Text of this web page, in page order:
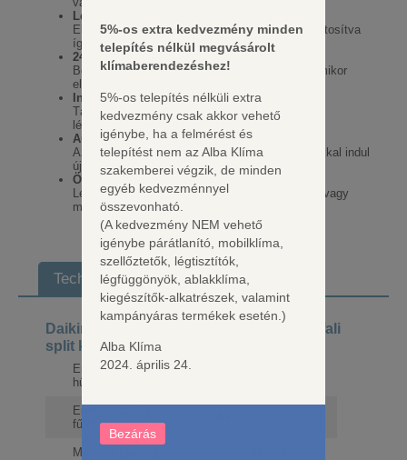
Légszűrő
Eltávolítja a levegőben szálló részecskéket, biztosítva
így a tiszta levegő állandó ellátását.
24 órás időkapcsoló
Beállítható, hogy egy 24 órás időszak alatt bármikor
elindítsa a hűtést vagy a fűtést
Infravörös távirányító
Távolról elindítja, leállítja és szabályozza a
légkondicionálót.
Automatikus újraindítás
Az egység automatikusan az eredeti beállításokkal indul
újra tápellátási hiba esetén.
Öndiagnózis
Leegyszerűsíti a karbantartást a rendszerhibák vagy
működési rendellenességek kijelzésével.
Technikai jellemzők
Daikin Sensira F FTXF20F/RXF20F oldalfali
split klíma szett 2,0 kW
Energiaosztály
hűtés
Energiaosztály
fűtés
Méretek (beltéri)
5%-os extra kedvezmény minden
telepítés nélkül megvásárolt
klímaberendezéshez!
5%-os telepítés nélküli extra
kedvezmény csak akkor vehető
igénybe, ha a felmérést és
telepítést nem az Alba Klíma
szakemberei végzik, de minden
egyéb kedvezménnyel
összevonható.
(A kedvezmény NEM vehető
igénybe párátlanító, mobilklíma,
szellőztetők, légtisztítók,
légfüggönyök, ablakklíma,
kiegészítők-alkatrészek, valamint
kampányáras termékek esetén.)
Alba Klíma
2024. április 24.
Bezárás